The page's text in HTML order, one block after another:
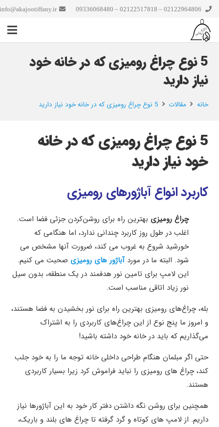
5 نوع چراغ رومیزی که در خانه خود
نیاز دارید
خانه مقالات 5 نوع چراغ رومیزی که در خانه خود نیاز دارید
5 نوع چراغ رومیزی که در خانه
خود نیاز دارید
کاربرد انواع آباژورهای رومیزی
چراغ رومیزی بهترین راه برای روشن‌کردن جزئی فضا است.
اغلب در طول روز کاربرد چندانی ندارد، اما هنگامی که
خورشید شروع به غروب می کند، ضرورت آنها مشخص می
شود. البته ما در موردآباژور های رومیزی صحبت می کنیم.
این لامپ برای تامین نور هدفمند در یک منطقه، بدون سیل
نور زیاد اتاقی مناسب است.
بله، چراغ‌های رومیزی بهترین راه برای نور بخشیدن به فضا هستند،
و امروز ما پنج نوع از این چراغ‌های کاربردی را به اشتراک
می‌گذاریم که باید در خانه خود داشته باشید!
حتی اگر مبلمان هنگام طراحی داخلی خانه توجه ما را به خود جلب
کند، چراغ های رومیزی را نباید فراموش کرد زیرا بسیار کاربردی
هستند.
همچنین برای روشن نگه داشتن دفتر کار خود به این آباژورها نیاز
داریم. از لامپ های کوتاه و گرد گرفته تا چراغ های بلند و باریک،